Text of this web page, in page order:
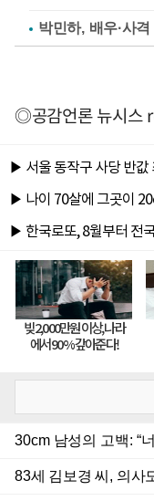
박민하, 배우·사
◎공감언론 뉴시스